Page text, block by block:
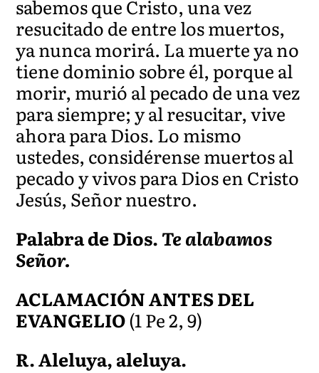
sabemos que Cristo, una vez
resucitado de entre los muertos,
ya nunca morirá. La muerte ya no
tiene dominio sobre él, porque al
morir, murió al pecado de una vez
para siempre; y al resucitar, vive
ahora para Dios. Lo mismo
ustedes, considérense muertos al
pecado y vivos para Dios en Cristo
Jesús, Señor nuestro.
Palabra de Dios.Te alabamos
Señor.
ACLAMACIÓN ANTES DEL
EVANGELIO(1 Pe 2, 9)
R. Aleluya, aleluya.